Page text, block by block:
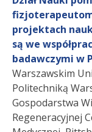
projektach
są we
badawczymi w
Warszawskim
Politechniką
Gospodarstwa
Regeneracyjnej